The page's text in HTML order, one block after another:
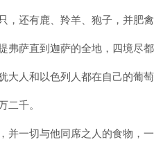
还有鹿、羚羊、狍子，并肥禽
萨直到迦萨的全地，四境尽都
人和以色列人都在自己的葡
千。
一切与他同席之人的食物，一